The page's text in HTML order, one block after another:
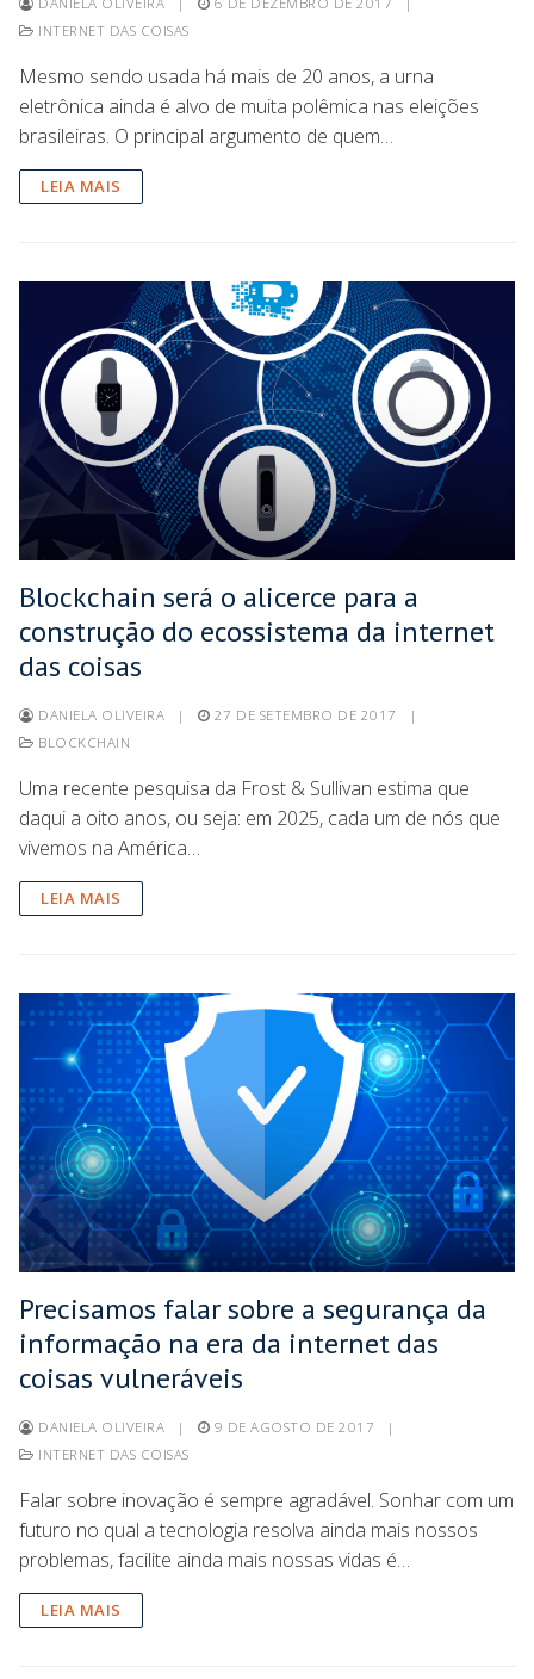
INTERNET DAS COISAS
Mesmo sendo usada há mais de 20 anos, a urna
eletrônica ainda é alvo de muita polêmica nas eleições
brasileiras. O principal argumento de quem…
LEIA MAIS
Blockchain será o alicerce para a
construção do ecossistema da internet
das coisas
DANIELA OLIVEIRA | 27 DE SETEMBRO DE 2017
|
BLOCKCHAIN
Uma recente pesquisa da Frost & Sullivan estima que
daqui a oito anos, ou seja: em 2025, cada um de nós que
vivemos na América…
LEIA MAIS
Precisamos falar sobre a segurança da
informação na era da internet das
coisas vulneráveis
DANIELA OLIVEIRA | 9 DE AGOSTO DE 2017
|
INTERNET DAS COISAS
Falar sobre inovação é sempre agradável. Sonhar com um
futuro no qual a tecnologia resolva ainda mais nossos
problemas, facilite ainda mais nossas vidas é…
LEIA MAIS